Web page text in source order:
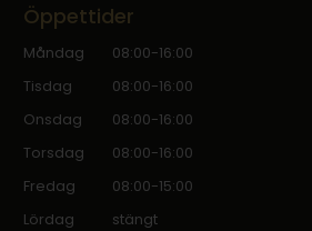
Öppettider
Måndag
08:00-16:00
Tisdag
08:00-16:00
Onsdag
08:00-16:00
Torsdag
08:00-16:00
Fredag
08:00-15:00
Lördag
stängt